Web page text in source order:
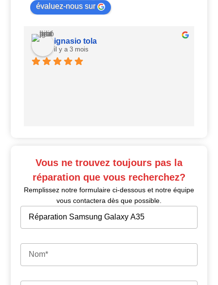
évaluez-nous sur
ignasio tola
il y a 3 mois
Vous ne trouvez toujours pas la
réparation que vous recherchez?
Remplissez notre formulaire ci-dessous et notre équipe
vous contactera dès que possible.